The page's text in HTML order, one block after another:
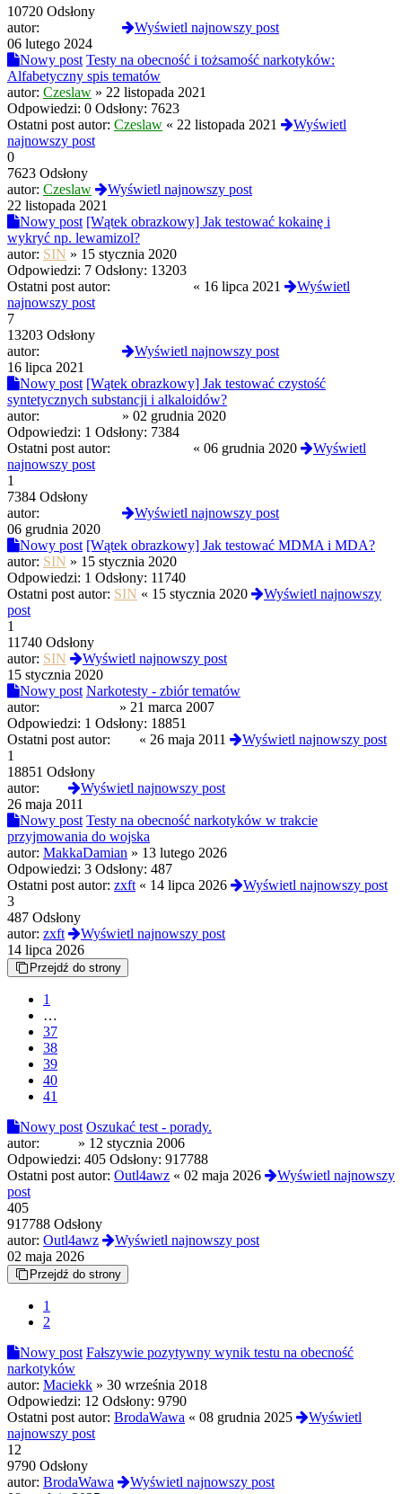
10720 Odsłony
autor:
Wyświetl najnowszy post
06 lutego 2024
Nowy post Testy na obecność i tożsamość narkotyków:
Alfabetyczny spis tematów
autor: Czeslaw » 22 listopada 2021
Odpowiedzi: 0 Odsłony: 7623
Ostatni post autor: Czeslaw « 22 listopada 2021
Wyświetl
najnowszy post
0
7623 Odsłony
autor: Czeslaw
Wyświetl najnowszy post
22 listopada 2021
Nowy post [Wątek obrazkowy] Jak testować kokainę i
wykryć np. lewamizol?
autor: SIN » 15 stycznia 2020
Odpowiedzi: 7 Odsłony: 13203
Ostatni post autor:
« 16 lipca 2021
Wyświetl
najnowszy post
7
13203 Odsłony
autor:
Wyświetl najnowszy post
16 lipca 2021
Nowy post [Wątek obrazkowy] Jak testować czystość
syntetycznych substancji i alkaloidów?
autor:
» 02 grudnia 2020
Odpowiedzi: 1 Odsłony: 7384
Ostatni post autor:
« 06 grudnia 2020
Wyświetl
najnowszy post
1
7384 Odsłony
autor:
Wyświetl najnowszy post
06 grudnia 2020
Nowy post [Wątek obrazkowy] Jak testować MDMA i MDA?
autor: SIN » 15 stycznia 2020
Odpowiedzi: 1 Odsłony: 11740
Ostatni post autor: SIN « 15 stycznia 2020
Wyświetl najnowszy
post
1
11740 Odsłony
autor: SIN
Wyświetl najnowszy post
15 stycznia 2020
Nowy post Narkotesty - zbiór tematów
autor:
» 21 marca 2007
Odpowiedzi: 1 Odsłony: 18851
Ostatni post autor:
« 26 maja 2011
Wyświetl najnowszy post
1
18851 Odsłony
autor:
Wyświetl najnowszy post
26 maja 2011
Nowy post Testy na obecność narkotyków w trakcie
przyjmowania do wojska
autor: MakkaDamian » 13 lutego 2026
Odpowiedzi: 3 Odsłony: 487
Ostatni post autor: zxft « 14 lipca 2026
Wyświetl najnowszy post
3
487 Odsłony
autor: zxft
Wyświetl najnowszy post
14 lipca 2026
Przejdź do strony
1
…
37
38
39
40
41
Nowy post Oszukać test - porady.
autor:
» 12 stycznia 2006
Odpowiedzi: 405 Odsłony: 917788
Ostatni post autor: Outl4awz « 02 maja 2026
Wyświetl najnowszy
post
405
917788 Odsłony
autor: Outl4awz
Wyświetl najnowszy post
02 maja 2026
Przejdź do strony
1
2
Nowy post Fałszywie pozytywny wynik testu na obecność
narkotyków
autor: Maciekk » 30 września 2018
Odpowiedzi: 12 Odsłony: 9790
Ostatni post autor: BrodaWawa « 08 grudnia 2025
Wyświetl
najnowszy post
12
9790 Odsłony
autor: BrodaWawa
Wyświetl najnowszy post